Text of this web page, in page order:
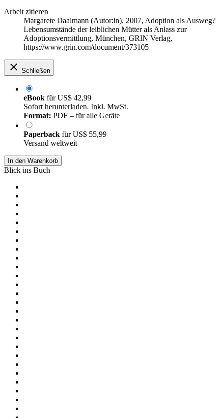
Arbeit zitieren
Margarete Daalmann (Autor:in), 2007, Adoption als Ausweg?
Lebensumstände der leiblichen Mütter als Anlass zur
Adoptionsvermittlung, München, GRIN Verlag,
https://www.grin.com/document/373105
Schließen
eBook fürUS$ 42,99
Sofort herunterladen. Inkl. MwSt.
Format: PDF – für alle Geräte
Paperback fürUS$ 55,99
Versand weltweit
In den Warenkorb
Blick ins Buch